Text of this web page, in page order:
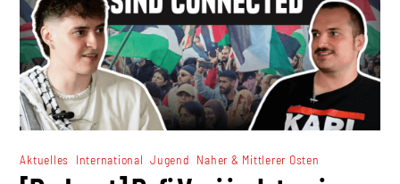
Aktuelles International ,Jugend Naher & Mittlerer Osten